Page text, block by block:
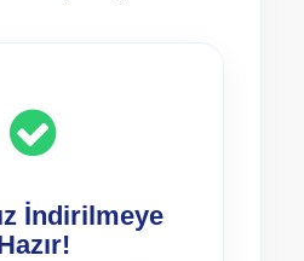
İndirilmeye